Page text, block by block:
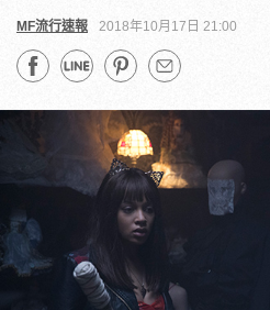
MF流行速報 2018年10月17日 21:00